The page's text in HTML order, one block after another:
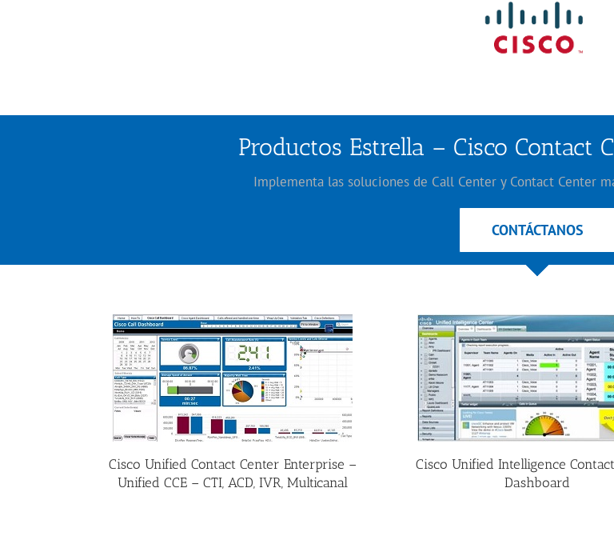
Productos Estrella – Cisco Contact
Implementa las soluciones de Call Center y Contact Center
CONTÁCTANOS
Cisco Unified Contact Center Enterprise –
Unified CCE – CTI, ACD, IVR, Multicanal
Cisco Unified Intelligence
Dashboard